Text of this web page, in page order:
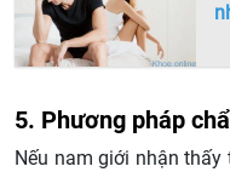
5. Phương pháp
Nếu nam giới nhận